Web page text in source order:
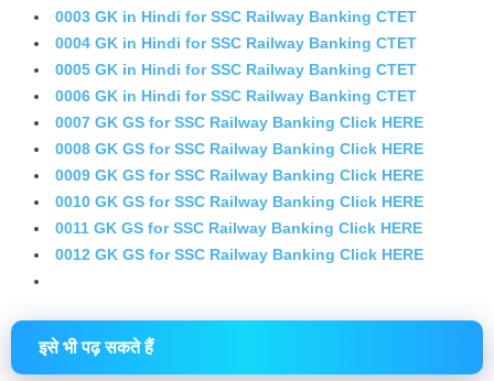
0003 GK in Hindi for SSC Railway Banking CTET
0004 GK in Hindi for SSC Railway Banking CTET
0005 GK in Hindi for SSC Railway Banking CTET
0006 GK in Hindi for SSC Railway Banking CTET
0007 GK GS for SSC Railway Banking Click HERE
0008 GK GS for SSC Railway Banking Click HERE
0009 GK GS for SSC Railway Banking Click HERE
0010 GK GS for SSC Railway Banking Click HERE
0011 GK GS for SSC Railway Banking Click HERE
0012 GK GS for SSC Railway Banking Click HERE
इसे भी पढ़ सकते हैं